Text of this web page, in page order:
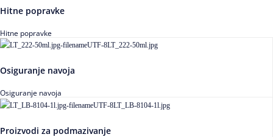
Hitne popravke
Hitne popravke
Osiguranje navoja
Osiguranje navoja
Proizvodi za podmazivanje